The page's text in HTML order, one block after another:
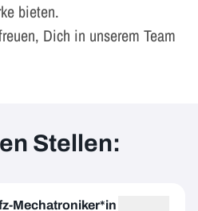
bieten.
Dich in unserem Team
Stellen:
Mechatroniker*in